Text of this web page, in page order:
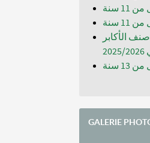
سنة
- صنف الأكابر
سنة
GALERIE